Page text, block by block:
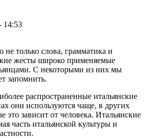
14:53
только слова, грамматика и
жесты широко применяемые
С некоторыми из них мы
запомнить.
распространенные итальянские
они используются чаще, в других
это зависит от человека. Итальянские
часть итальянской культуры и